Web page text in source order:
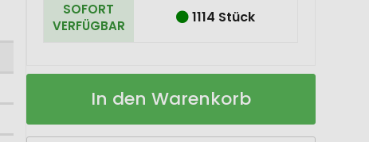
SOFORT
VERFÜGBAR
1114 Stück
Strandball
Auf
In den Warenkorb